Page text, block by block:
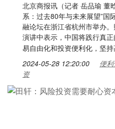
北京商报讯（记者 岳品瑜 董
系：过去80年与未来展望”国
融论坛在浙江省杭州市举办
演讲中表示，中国将践行真
易自由化和投资便利化，坚
2024-05-28 12:20:00
便
资